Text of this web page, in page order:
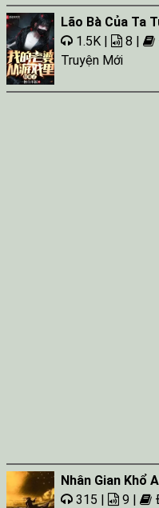
Lão Bà Của Ta
1.5K |
8 |
Truyện Mới
Nhân Gian Khổ
315 |
9 |